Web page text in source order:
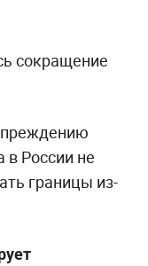
сокращение
в России не
границы из-